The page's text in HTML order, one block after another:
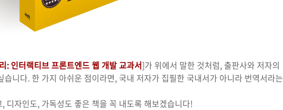
: 인터랙티브 프론트엔드 웹 개발 교과서]가 위에서 말한 것처럼, 출판사와 저자의
니다. 한 가지 아쉬운 점이라면, 국내 저자가 집필한 국내서가 아니라 번역서라는
디자인도, 가독성도 좋은 책을 꼭 내도록 해보겠습니다!